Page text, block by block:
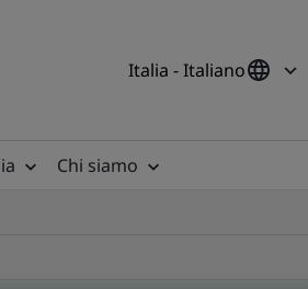
Italia - Italiano
Chi siamo